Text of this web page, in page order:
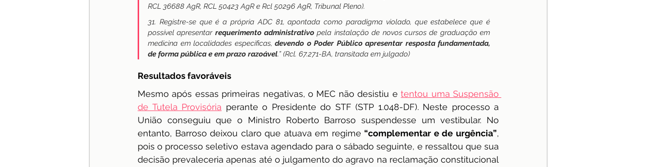
RCL 36688 AgR, RCL 50423 AgR e Rcl 50296 AgR, Tribunal Pleno).
31. Registre-se que é a própria ADC 81, apontada como paradigma violado, que estabelece que é
possível apresentar requerimento administrativo pela instalação de novos cursos de graduação em
medicina em localidades específicas, devendo o Poder Público apresentar resposta fundamentada,
de forma pública e em prazo razoável.” (Rcl. 67.271-BA, transitada em julgado)
Resultados favoráveis
Mesmo após essas primeiras negativas, o MEC não desistiu e tentou uma Suspensão
de Tutela Provisória perante o Presidente do STF (STP 1.048-DF). Neste processo a
União conseguiu que o Ministro Roberto Barroso suspendesse um vestibular. No
entanto, Barroso deixou claro que atuava em regime “complementar e de urgência”,
pois o processo seletivo estava agendado para o sábado seguinte, e ressaltou que sua
decisão prevaleceria apenas até o julgamento do agravo na reclamação constitucional